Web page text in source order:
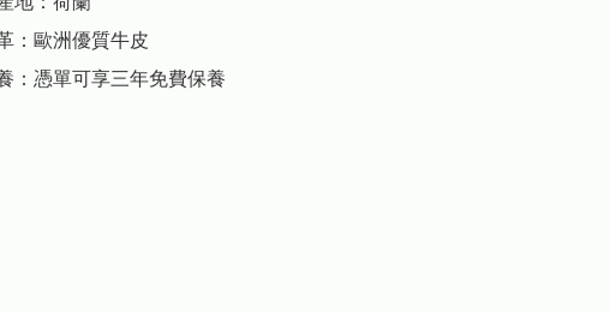
：歐洲優質牛皮
：憑單可享三年免費保養